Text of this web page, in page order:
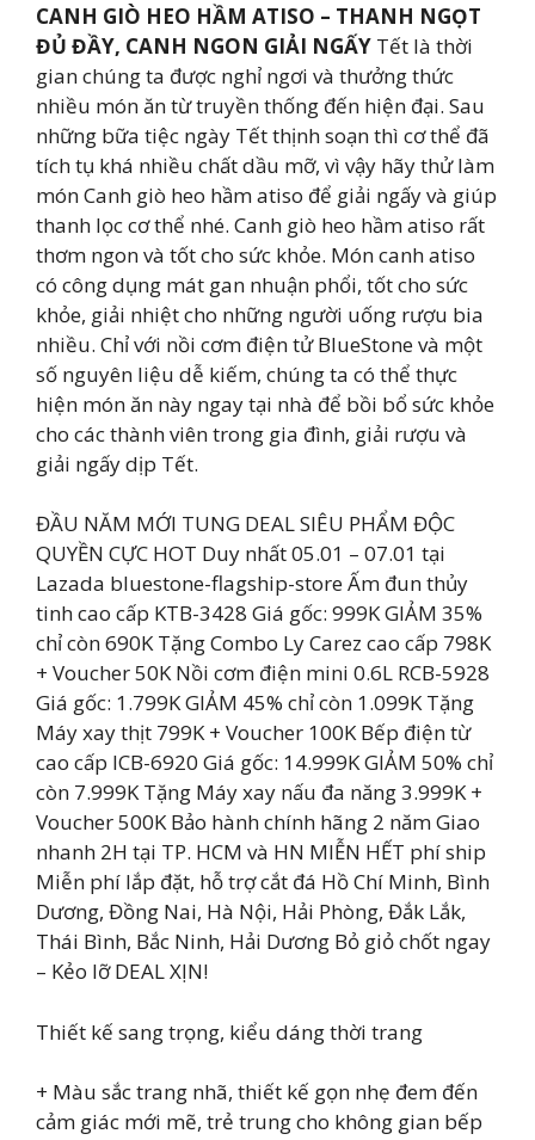
CANH GIÒ HEO HẦM ATISO – THANH NGỌT
ĐỦ ĐẦY, CANH NGON GIẢI NGẤY Tết là thời
gian chúng ta được nghỉ ngơi và thưởng thức
nhiều món ăn từ truyền thống đến hiện đại. Sau
những bữa tiệc ngày Tết thịnh soạn thì cơ thể đã
tích tụ khá nhiều chất dầu mỡ, vì vậy hãy thử làm
món Canh giò heo hầm atiso để giải ngấy và giúp
thanh lọc cơ thể nhé. Canh giò heo hầm atiso rất
thơm ngon và tốt cho sức khỏe. Món canh atiso
có công dụng mát gan nhuận phổi, tốt cho sức
khỏe, giải nhiệt cho những người uống rượu bia
nhiều. Chỉ với nồi cơm điện tử BlueStone và một
số nguyên liệu dễ kiếm, chúng ta có thể thực
hiện món ăn này ngay tại nhà để bồi bổ sức khỏe
cho các thành viên trong gia đình, giải rượu và
giải ngấy dịp Tết.
ĐẦU NĂM MỚI TUNG DEAL SIÊU PHẨM ĐỘC
QUYỀN CỰC HOT Duy nhất 05.01 – 07.01 tại
Lazada bluestone-flagship-store Ấm đun thủy
tinh cao cấp KTB-3428 Giá gốc: 999K GIẢM 35%
chỉ còn 690K Tặng Combo Ly Carez cao cấp 798K
+ Voucher 50K Nồi cơm điện mini 0.6L RCB-5928
Giá gốc: 1.799K GIẢM 45% chỉ còn 1.099K Tặng
Máy xay thịt 799K + Voucher 100K Bếp điện từ
cao cấp ICB-6920 Giá gốc: 14.999K GIẢM 50% chỉ
còn 7.999K Tặng Máy xay nấu đa năng 3.999K +
Voucher 500K Bảo hành chính hãng 2 năm Giao
nhanh 2H tại TP. HCM và HN MIỄN HẾT phí ship
Miễn phí lắp đặt, hỗ trợ cắt đá Hồ Chí Minh, Bình
Dương, Đồng Nai, Hà Nội, Hải Phòng, Đắk Lắk,
Thái Bình, Bắc Ninh, Hải Dương Bỏ giỏ chốt ngay
– Kẻo lỡ DEAL XỊN!
Thiết kế sang trọng, kiểu dáng thời trang
+ Màu sắc trang nhã, thiết kế gọn nhẹ đem đến
cảm giác mới mẽ, trẻ trung cho không gian bếp